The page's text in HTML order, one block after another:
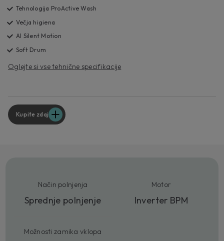
Tehnologija ProActive Wash
Večja higiena
AI Silent Motion
Soft Drum
Oglejte si vse tehnične specifikacije
Kupite zdaj
Način polnjenja
Sprednje polnjenje
Motor
Inverter BPM
Možnosti zamika vklopa